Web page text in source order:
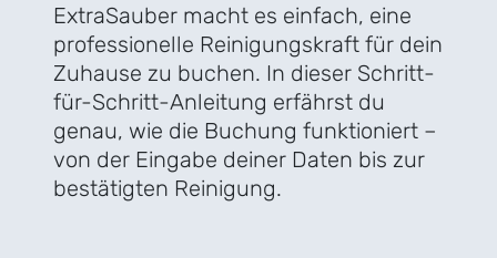
ExtraSauber macht es einfach, eine
professionelle Reinigungskraft für dein
Zuhause zu buchen. In dieser Schritt-
für-Schritt-Anleitung erfährst du
genau, wie die Buchung funktioniert –
von der Eingabe deiner Daten bis zur
bestätigten Reinigung.